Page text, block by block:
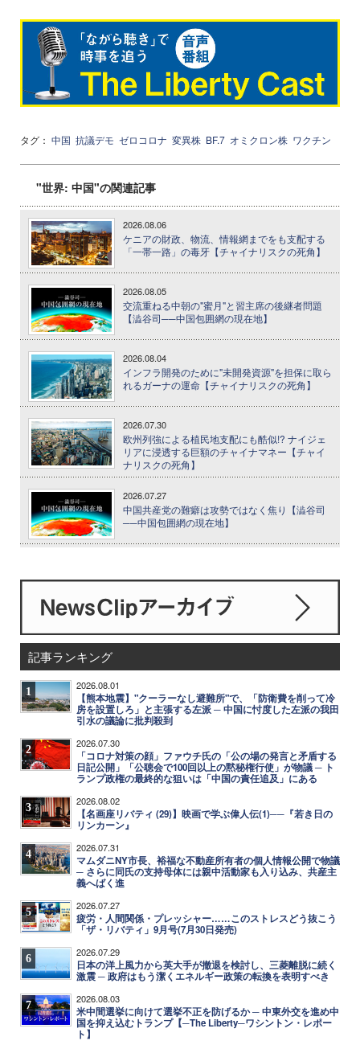
タグ： 中国 抗議デモ ゼロコロナ 変異株 BF.7 オミクロン株 ワクチン
"世界: 中国"の関連記事
2026.08.06
ケニアの財政、物流、情報網までをも支配する
「一帯一路」の毒牙【チャイナリスクの死角】
2026.08.05
交流重ねる中朝の"蜜月"と習主席の後継者問題
【澁谷司──中国包囲網の現在地】
2026.08.04
インフラ開発のために"未開発資源"を担保に取ら
れるガーナの運命【チャイナリスクの死角】
2026.07.30
欧州列強による植民地支配にも酷似!? ナイジェ
リアに浸透する巨額のチャイナマネー【チャイ
ナリスクの死角】
2026.07.27
中国共産党の難癖は攻勢ではなく焦り【澁谷司
──中国包囲網の現在地】
記事ランキング
1 2026.08.01
【熊本地震】"クーラーなし避難所"で、「防衛費を削って冷
房を設置しろ」と主張する左派 ─ 中国に忖度した左派の我田
引水の議論に批判殺到
2 2026.07.30
「コロナ対策の顔」ファウチ氏の「公の場の発言と矛盾する
日記公開」「公聴会で100回以上の黙秘権行使」が物議 ─ ト
ランプ政権の最終的な狙いは「中国の責任追及」にある
3 2026.08.02
【名画座リバティ (29)】映画で学ぶ偉人伝(1)──『若き日の
リンカーン』
4 2026.07.31
マムダニNY市長、裕福な不動産所有者の個人情報公開で物議
─ さらに同氏の支持母体には親中活動家も入り込み、共産主
義へばく進
5 2026.07.27
疲労・人間関係・プレッシャー……このストレスどう抜こう
「ザ・リバティ」9月号(7月30日発売)
6 2026.07.29
日本の洋上風力から英大手が撤退を検討し、三菱離脱に続く
激震 ─ 政府はもう潔くエネルギー政策の転換を表明すべき
7 2026.08.03
米中間選挙に向けて選挙不正を防げるか ─ 中東外交を進め中
国を抑え込むトランプ【─The Liberty─ワシントン・レポー
ト】